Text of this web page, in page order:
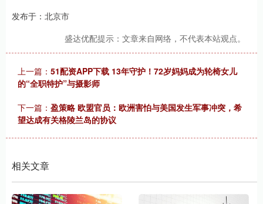
发布于：北京市
盛达优配提示：文章来自网络，不代表本站观点。
上一篇： 51配资APP下载 13年守护！72岁妈妈成为轮椅女儿
的“全职特护”与摄影师
下一篇： 盈策略 欧盟官员：欧洲害怕与美国发生军事冲突，希
望达成有关格陵兰岛的协议
相关文章